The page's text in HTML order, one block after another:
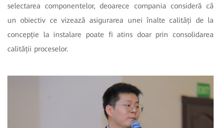
selectarea componentelor, deoarece compania consideră că
un obiectiv ce vizează asigurarea unei înalte calități de la
concepție la instalare poate fi atins doar prin consolidarea
calității proceselor.